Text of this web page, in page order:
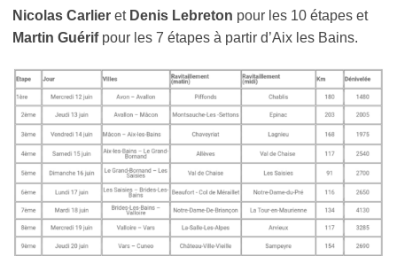
Nicolas Carlier et Denis Lebreton pour les 10 étapes et
Martin Guérifpour les 7 étapes à partir d’Aix les Bains.